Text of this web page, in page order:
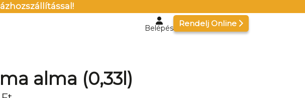
Belépés
Rendelj Online
alma (0,33l)